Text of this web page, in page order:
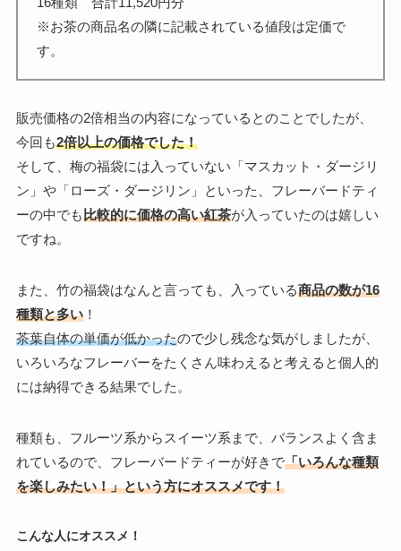
※お茶の商品名の隣に記載されている値段は定価で
す。
販売価格の2倍相当の内容になっているとのことでしたが、
今回も2倍以上の価格でした！
そして、梅の福袋には入っていない「マスカット・ダージリ
ン」や「ローズ・ダージリン」といった、フレーバードティ
ーの中でも比較的に価格の高い紅茶が入っていたのは嬉しい
ですね。
また、竹の福袋はなんと言っても、入っている商品の数が16
種類と多い！
茶葉自体の単価が低かったので少し残念な気がしましたが、
いろいろなフレーバーをたくさん味わえると考えると個人的
には納得できる結果でした。
種類も、フルーツ系からスイーツ系まで、バランスよく含ま
れているので、フレーバードティーが好きで「いろんな種類
を楽しみたい！」という方にオススメです！
こんな人にオススメ！